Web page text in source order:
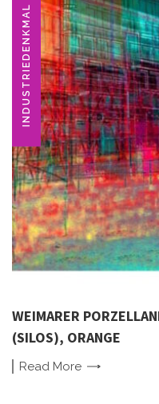
INDUSTRIEDENKMAL
WEIMARER
(SILOS), ORANGE
Read More